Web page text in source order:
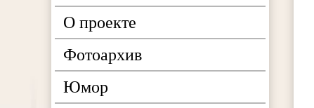
О проекте
Фотоархив
Юмор